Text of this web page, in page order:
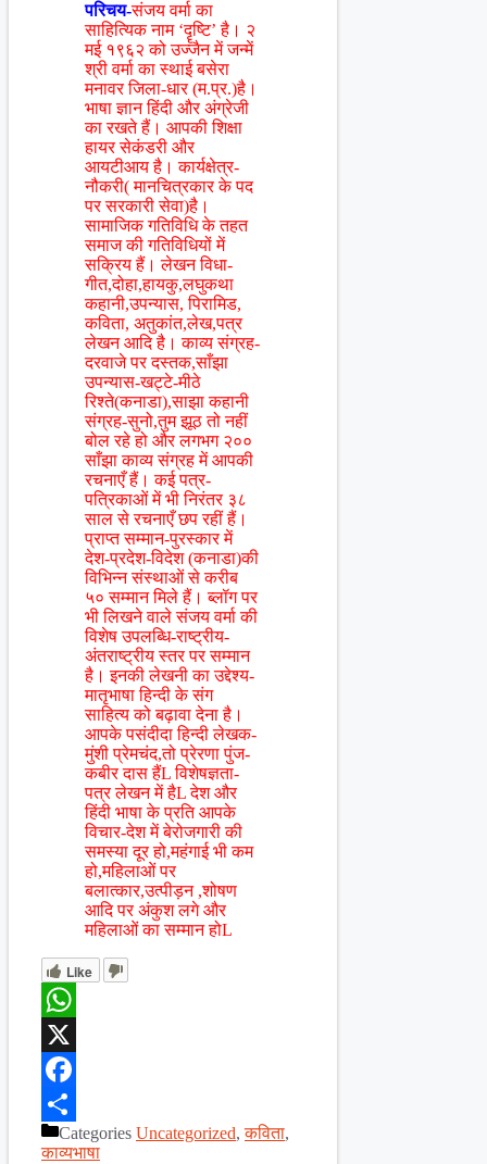
परिचय-संजय वर्मा का
साहित्यिक नाम ‘दॄष्टि’ है। २
मई १९६२ को उज्जैन में जन्में
श्री वर्मा का स्थाई बसेरा
मनावर जिला-धार (म.प्र.)है।
भाषा ज्ञान हिंदी और अंग्रेजी
का रखते हैं। आपकी शिक्षा
हायर सेकंडरी और
आयटीआय है। कार्यक्षेत्र-
नौकरी( मानचित्रकार के पद
पर सरकारी सेवा)है।
सामाजिक गतिविधि के तहत
समाज की गतिविधियों में
सक्रिय हैं। लेखन विधा-
गीत,दोहा,हायकु,लघुकथा
कहानी,उपन्यास, पिरामिड,
कविता, अतुकांत,लेख,पत्र
लेखन आदि है। काव्य संग्रह-
दरवाजे पर दस्तक,साँझा
उपन्यास-खट्टे-मीठे
रिश्ते(कनाडा),साझा कहानी
संग्रह-सुनो,तुम झूठ तो नहीं
बोल रहे हो और लगभग २००
साँझा काव्य संग्रह में आपकी
रचनाएँ हैं। कई पत्र-
पत्रिकाओं में भी निरंतर ३८
साल से रचनाएँ छप रहीं हैं।
प्राप्त सम्मान-पुरस्कार में
देश-प्रदेश-विदेश (कनाडा)की
विभिन्न संस्थाओं से करीब
५० सम्मान मिले हैं। ब्लॉग पर
भी लिखने वाले संजय वर्मा की
विशेष उपलब्धि-राष्ट्रीय-
अंतराष्ट्रीय स्तर पर सम्मान
है। इनकी लेखनी का उद्देश्य-
मातृभाषा हिन्दी के संग
साहित्य को बढ़ावा देना है।
आपके पसंदीदा हिन्दी लेखक-
मुंशी प्रेमचंद,तो प्रेरणा पुंज-
कबीर दास हैंL विशेषज्ञता-
पत्र लेखन में हैL देश और
हिंदी भाषा के प्रति आपके
विचार-देश में बेरोजगारी की
समस्या दूर हो,महंगाई भी कम
हो,महिलाओं पर
बलात्कार,उत्पीड़न ,शोषण
आदि पर अंकुश लगे और
महिलाओं का सम्मान होL
Like
WhatsApp
X
Facebook
ShareCategories Uncategorized,कविता,
काव्यभाषा